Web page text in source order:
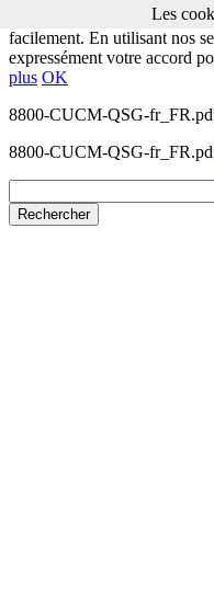
Les cookies nous
facilement. En utilisant nos
expressément votre accord
plus OK
8800-CUCM-QSG-
8800-CUCM-QSG-
Les